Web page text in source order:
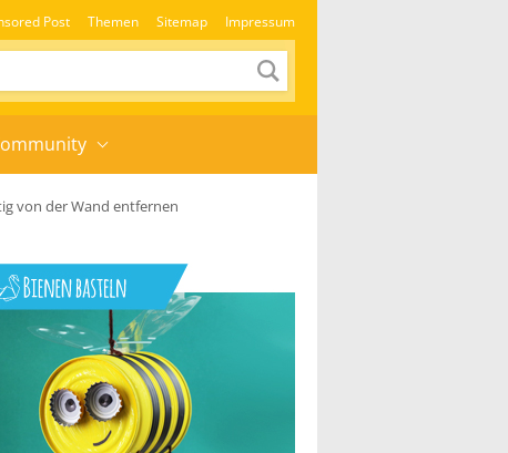
Post Themen Sitemap Impressum
von der Wand entfernen